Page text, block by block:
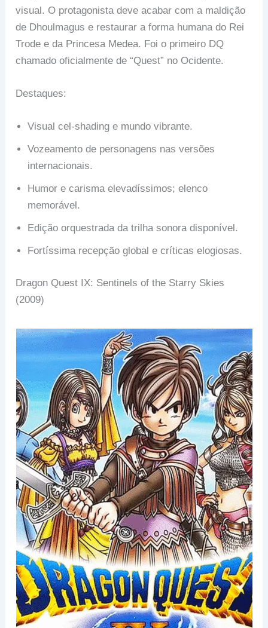
visual. O protagonista deve acabar com a maldição
de Dhoulmagus e restaurar a forma humana do Rei
Trode e da Princesa Medea. Foi o primeiro DQ
chamado oficialmente de “Quest” no Ocidente.
Destaques:
Visual cel-shading e mundo vibrante.
Vozeamento de personagens nas versões
internacionais.
Humor e carisma elevadíssimos; elenco
memorável.
Edição orquestrada da trilha sonora disponível.
Fortíssima recepção global e críticas elogiosas.
Dragon Quest IX: Sentinels of the Starry Skies
(2009)